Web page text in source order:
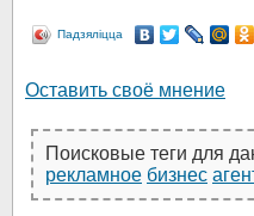
Падзяліцца
Оставить своё мнение
Поисковые теги для
рекламное бизнес